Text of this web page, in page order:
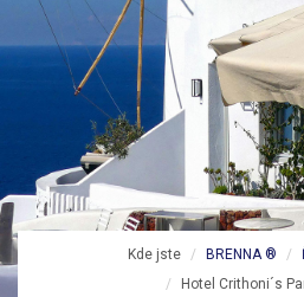
Kde jste BRENNA ®
Hotel Crithoni´s